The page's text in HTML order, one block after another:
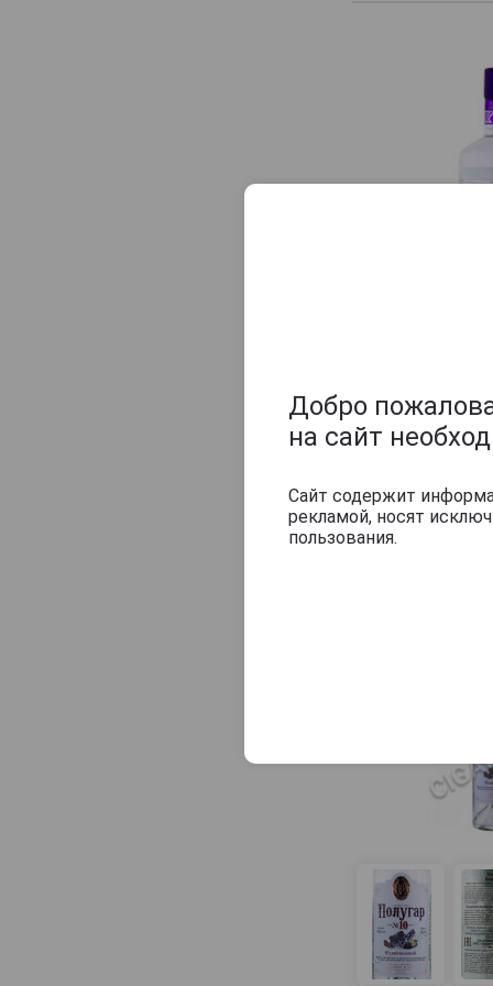
Добро
на сайт
Сайт содержит
рекламой, носят
пользования.